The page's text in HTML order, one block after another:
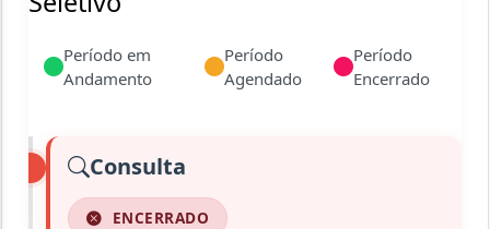
Período em
Andamento
Período
Agendado
Período
Encerrado
Consulta
ENCERRADO